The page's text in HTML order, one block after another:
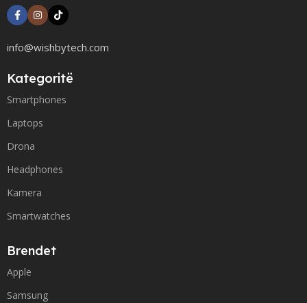
info@wishbytech.com
Kategoritë
Smartphones
Laptops
Drona
Headphones
Kamera
Smartwatches
Brendet
Apple
Samsung